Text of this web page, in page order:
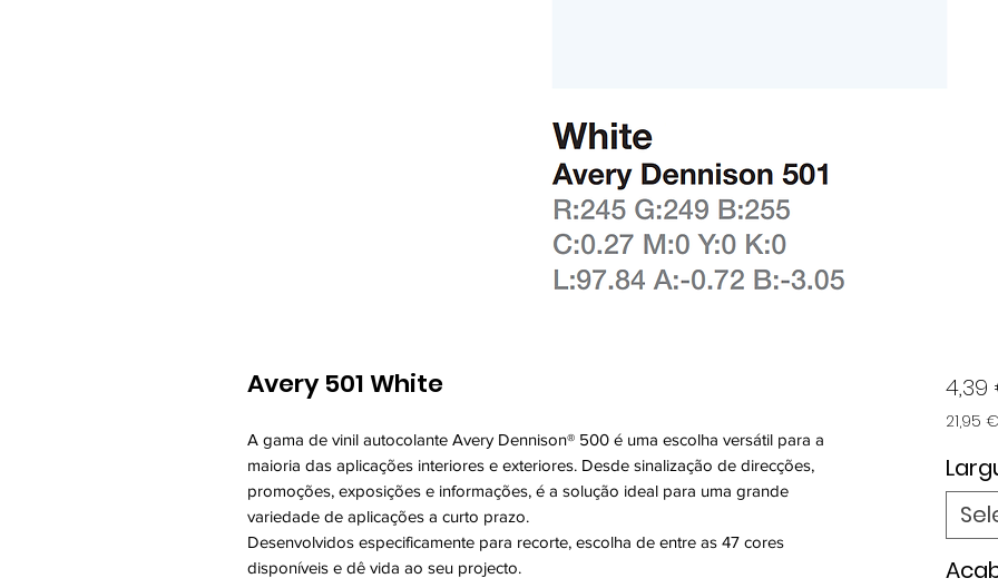
Avery 501 White
A gama de vinil autocolante Avery Dennison® 500 é uma escolha versátil para a
maioria das aplicações interiores e exteriores. Desde sinalização de direcções,
promoções, exposições e informações, é a solução ideal para uma grande
variedade de aplicações a curto prazo.
Desenvolvidos especificamente para recorte, escolha de entre as 47 cores
disponíveis e dê vida ao seu projecto.
4,39
21,95 €
por